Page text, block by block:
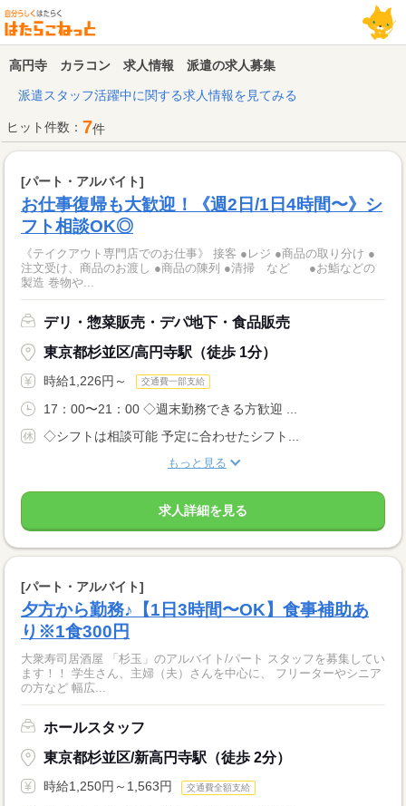
高円寺 カラコン 求人情報 派遣の求人募集
派遣スタッフ活躍中に関する求人情報を見てみる
ヒット件数： 7件
[パート・アルバイト]
お仕事復帰も大歓迎！《週2日/1日4時間〜》シ
フト相談OK◎
《テイクアウト専門店でのお仕事》 接客 ●レジ ●商品の取り分け ●
注文受け、商品のお渡し ●商品の陳列 ●清掃 など ●お鮨などの
製造 巻物や...
デリ・惣菜販売・デパ地下・食品販売
東京都杉並区/高円寺駅（徒歩 1分）
時給1,226円～ 交通費一部支給
17：00〜21：00 ◇週末勤務できる方歓迎 ...
◇シフトは相談可能 予定に合わせたシフト...
もっと見る
求人詳細を見る
[パート・アルバイト]
夕方から勤務♪【1日3時間〜OK】食事補助あ
り※1食300円
大衆寿司居酒屋 「杉玉」のアルバイト/パート スタッフを募集してい
ます！！ 学生さん、主婦（夫）さんを中心に、 フリーターやシニア
の方など 幅広...
ホールスタッフ
東京都杉並区/新高円寺駅（徒歩 2分）
時給1,250円～1,563円 交通費全額支給